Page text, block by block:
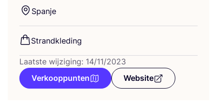
Span­je
Strand­kle­ding
Laatste wijziging: 14/11/2023
Verkooppunten
Website